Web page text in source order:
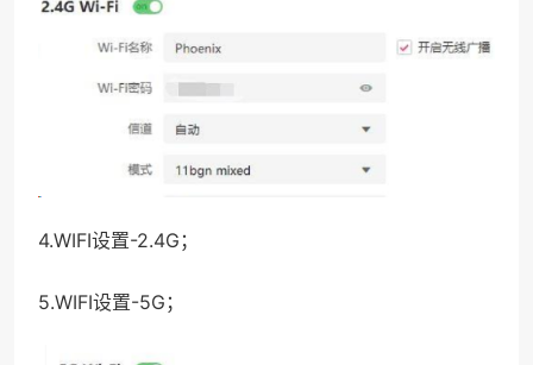
4.WIFI设置-2.4G；
5.WIFI设置-5G；